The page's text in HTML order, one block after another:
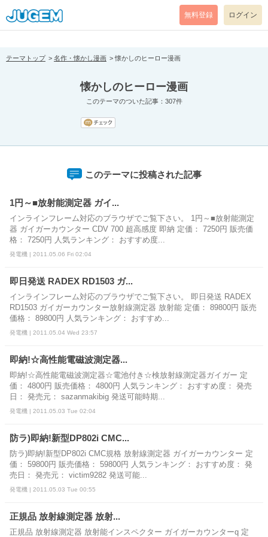
[pear_error: message="Success" code=0 mode=return level=notice
prefix="" info=""]
無料登録 ログイン
テーマトップ 名作・懐かし漫画 懐かしのヒーロー漫画
懐かしのヒーロー漫画
このテーマのついた記事：307件
このテーマに投稿された記事
1円～■放射能測定器 ガイ...
インラインフレーム対応のブラウザでご覧下さい。 1円～■放射能測定
器 ガイガーカウンター CDV 700 超高感度 即納 定価： 7250円 販売価
格： 7250円 人気ランキング： おすすめ度...
発電機 | 2011.05.06 Fri 02:04
即日発送 RADEX RD1503 ガ...
インラインフレーム対応のブラウザでご覧下さい。 即日発送 RADEX
RD1503 ガイガーカウンター放射線測定器 放射能 定価： 89800円 販売
価格： 89800円 人気ランキング： おすすめ...
発電機 | 2011.05.04 Wed 23:57
即納!☆高性能電磁波測定器...
即納!☆高性能電磁波測定器☆電池付き☆検放射線測定器ガイガー 定
価： 4800円 販売価格： 4800円 人気ランキング： おすすめ度： 発売
日： 発売元： sazanmakibig 発送可能時期...
発電機 | 2011.05.03 Tue 02:04
防ラ)即納!新型DP802i CMC...
防ラ)即納!新型DP802i CMC規格 放射線測定器 ガイガーカウンター 定
価： 59800円 販売価格： 59800円 人気ランキング： おすすめ度： 発
売日： 発売元： victim9282 発送可能...
発電機 | 2011.05.03 Tue 00:55
正規品 放射線測定器 放射...
正規品 放射線測定器 放射能インスペクター ガイガーカウンターq 定